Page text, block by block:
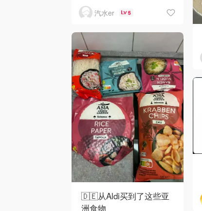
汽水er 5
🇩🇪从Aldi买到了这些亚
洲食物